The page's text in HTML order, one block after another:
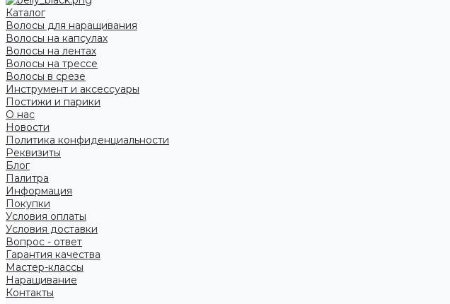
Каталог
Волосы для наращивания
Волосы на капсулах
Волосы на лентах
Волосы на трессе
Волосы в срезе
Инструмент и аксессуары
Постижи и парики
О нас
Новости
Политика конфиденциальности
Реквизиты
Блог
Палитра
Информация
Покупки
Условия оплаты
Условия доставки
Вопрос - ответ
Гарантия качества
Мастер-классы
Наращивание
Контакты